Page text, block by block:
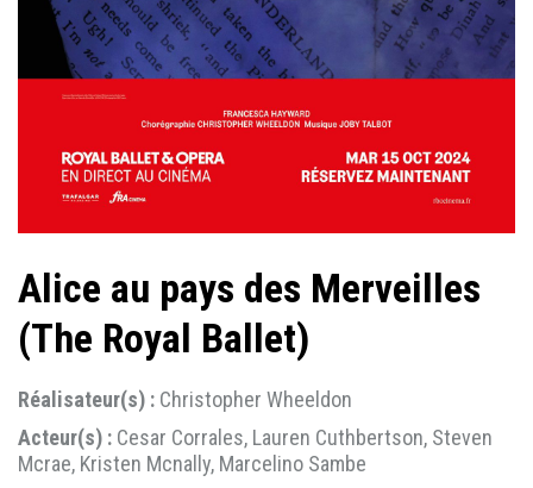
Alice au pays des Merveilles
(The Royal Ballet)
Réalisateur(s) : Christopher Wheeldon
Acteur(s) : Cesar Corrales, Lauren Cuthbertson, Steven
Mcrae, Kristen Mcnally, Marcelino Sambe